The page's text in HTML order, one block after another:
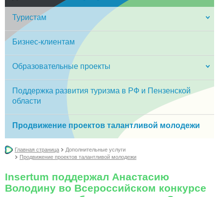
Туристам
Бизнес-клиентам
Образовательные проекты
Поддержка развития туризма в РФ и Пензенской
области
Продвижение проектов талантливой молодежи
Главная страница
Дополнительные услуги
Продвижение проектов талантливой молодежи
Insertum поддержал Анастасию
Володину во Всероссийском конкурсе